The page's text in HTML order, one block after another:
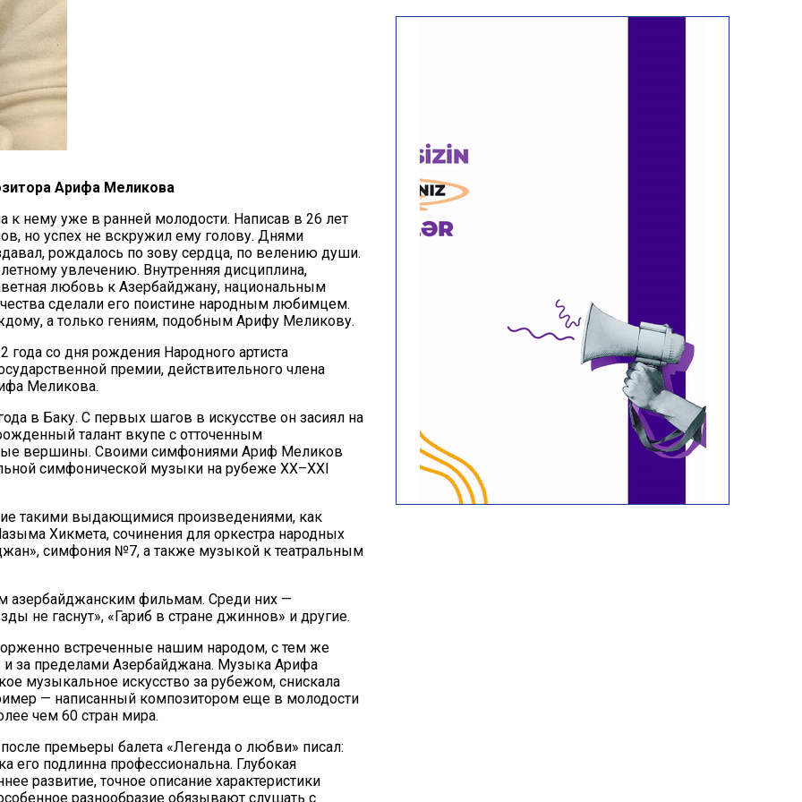
Арифа Меликова
нему уже в ранней молодости. Написав в 26 лет
но успех не вскружил ему голову. Днями
рождалось по зову сердца, по велению души.
увлечению. Внутренняя дисциплина,
любовь к Азербайджану, национальным
сделали его поистине народным любимцем.
а только гениям, подобным Арифу Меликову.
со дня рождения Народного артиста
премии, действительного члена
Меликова.
в Баку. С первых шагов в искусстве он засиял на
талант вкупе с отточенным
вершины. Своими симфониями Ариф Меликов
симфонической музыки на рубеже XX–XXI
такими выдающимися произведениями, как
Хикмета, сочинения для оркестра народных
симфония №7, а также музыкой к театральным
азербайджанским фильмам. Среди них —
не гаснут», «Гариб в стране джиннов» и другие.
встреченные нашим народом, с тем же
за пределами Азербайджана. Музыка Арифа
музыкальное искусство за рубежом, снискала
— написанный композитором еще в молодости
чем 60 стран мира.
премьеры балета «Легенда о любви» писал:
подлинна профессиональна. Глубокая
развитие, точное описание характеристики
разнообразие обязывают слушать с